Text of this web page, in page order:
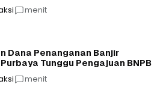
menit
Dana Penanganan Banjir
Tunggu Pengajuan BNPB
menit